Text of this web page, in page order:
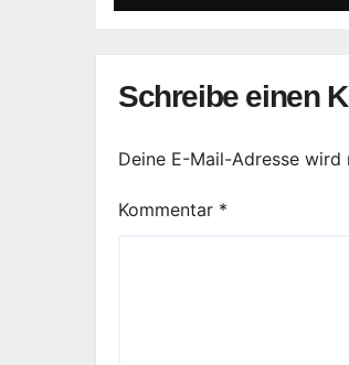
Schreibe einen
Deine E-Mail-Adresse
Kommentar *